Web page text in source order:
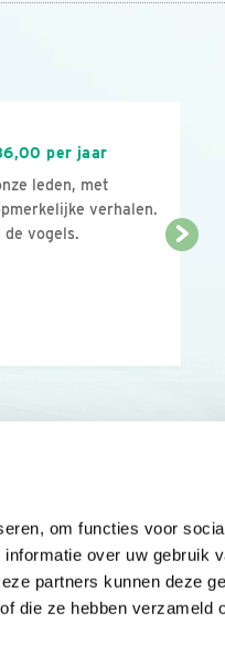
om functies voor
over uw gebruik
partners kunnen deze
die ze hebben verzameld
per jaar
leden, met
verhalen.
de vogels.